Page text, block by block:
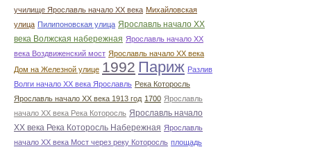
училище Ярославль начало ХХ века Михайловская
улица Пилипоновская улица Ярославль начало ХХ
века Волжская набережная Ярославль начало ХХ
века Воздвиженский мост Ярославль начало ХХ века
Дом на Железной улице 1992 Париж Разлив
Волги начало ХХ века Ярославль Река Которосль
Ярославль начало ХХ века 1913 год 1700 Ярославль
начало ХХ века Река Которосль Ярославль начало
ХХ века Река Которосль Набережная Ярославль
начало ХХ века Мост через реку Которосль площадь